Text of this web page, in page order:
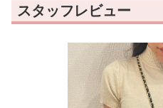
スタッフレビュー